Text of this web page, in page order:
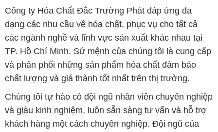
Công ty Hóa Chất Đắc Trường Phát đáp ứng đa
dạng các nhu cầu về hóa chất, phục vụ cho tất cả
các ngành nghề và lĩnh vực sản xuất khác nhau tại
TP. Hồ Chí Minh. Sứ mệnh của chúng tôi là cung cấp
và phân phối những sản phẩm hóa chất đảm bảo
chất lượng và giá thành tốt nhất trên thị trường.
Chúng tôi tự hào có đội ngũ nhân viên chuyên nghiệp
và giàu kinh nghiệm, luôn sẵn sàng tư vấn và hỗ trợ
khách hàng một cách chuyên nghiệp. Đội ngũ của